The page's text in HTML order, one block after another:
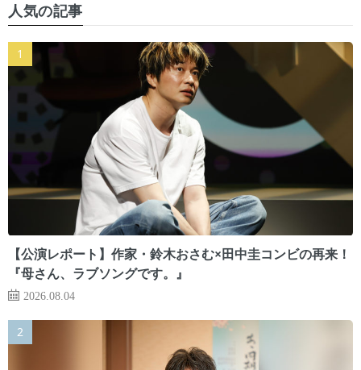
人気の記事
【公演レポート】作家・鈴木おさむ×田中圭コンビの再来！
『母さん、ラブソングです。』
2026.08.04